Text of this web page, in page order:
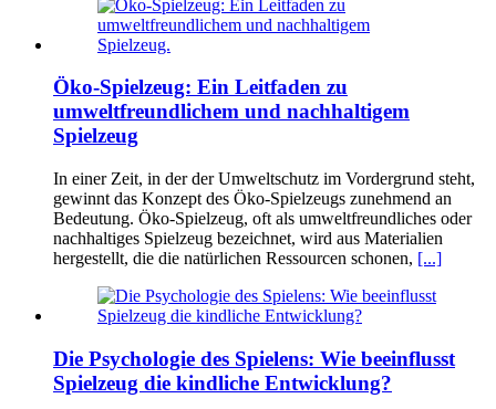
Öko-Spielzeug: Ein Leitfaden zu
umweltfreundlichem und nachhaltigem
Spielzeug
In einer Zeit, in der der Umweltschutz im Vordergrund steht,
gewinnt das Konzept des Öko-Spielzeugs zunehmend an
Bedeutung. Öko-Spielzeug, oft als umweltfreundliches oder
nachhaltiges Spielzeug bezeichnet, wird aus Materialien
hergestellt, die die natürlichen Ressourcen schonen, [...]
Die Psychologie des Spielens: Wie beeinflusst
Spielzeug die kindliche Entwicklung?